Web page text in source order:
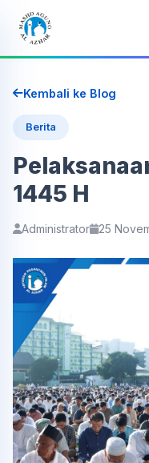
Kembali ke Blog
Berita
1445 H
Administrator 25